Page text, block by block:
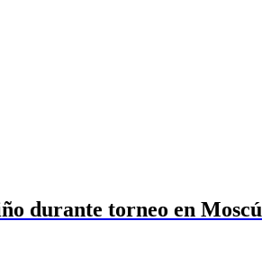
durante torneo en Moscú